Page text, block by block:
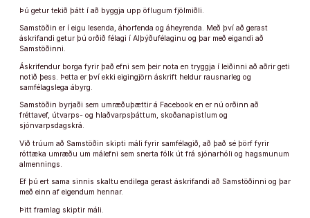
Þú getur tekið þátt í að byggja upp öflugum fjölmiðli.
Samstöðin er í eigu lesenda, áhorfenda og áheyrenda. Með því að gerast
áskrifandi getur þú orðið félagi í Alþýðufélaginu og þar með eigandi að
Samstöðinni.
Áskrifendur borga fyrir það efni sem þeir nota en tryggja í leiðinni að aðrir geti
notið þess. Þetta er því ekki eigingjörn áskrift heldur rausnarleg og
samfélagslega ábyrg.
Samstöðin byrjaði sem umræðuþættir á Facebook en er nú orðinn að
fréttavef, útvarps- og hlaðvarpsþáttum, skoðanapistlum og
sjónvarpsdagskrá.
Við trúum að Samstöðin skipti máli fyrir samfélagið, að það sé þörf fyrir
róttæka umræðu um málefni sem snerta fólk út frá sjónarhóli og hagsmunum
almennings.
Ef þú ert sama sinnis skaltu endilega gerast áskrifandi að Samstöðinni og þar
með einn af eigendum hennar.
Þitt framlag skiptir máli.